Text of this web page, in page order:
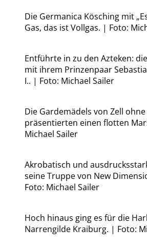
Die Germanica Kösching mit
Gas, das ist Vollgas. | Foto:
Entführte in zu den Azteken:
mit ihrem Prinzenpaar
I.. | Foto: Michael Sailer
Die Gardemädels von Zell ohne
präsentierten einen flotten
Michael Sailer
Akrobatisch und
seine Truppe von New
Foto: Michael Sailer
Hoch hinaus ging es für die
Narrengilde Kraiburg. | Foto: